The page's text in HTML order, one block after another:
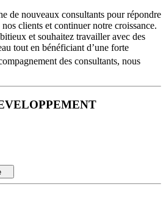
de nouveaux consultants pour répondre
clients et continuer notre croissance.
et souhaitez travailler avec des
tout en bénéficiant d’une forte
bénéficierez d’un savoir-faire
votre travail, tout en profitant de la
deviendrez un acteur clé dans le
forte rentabilité. Dès votre intégration,
votre investissement, et vous
supérieure à la moyenne du marché, en
des consultants, nous
qui englobent la méthodologie
les compétences de nos
à notre cabinet, à l’issue de cette
de sa formation au sein de notre